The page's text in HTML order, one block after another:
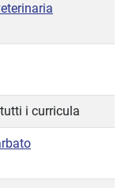
i curricula